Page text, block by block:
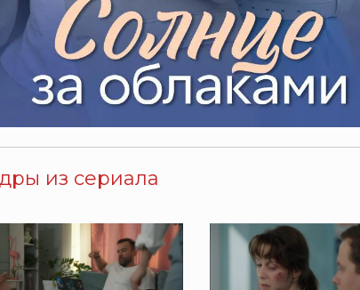
из сериала